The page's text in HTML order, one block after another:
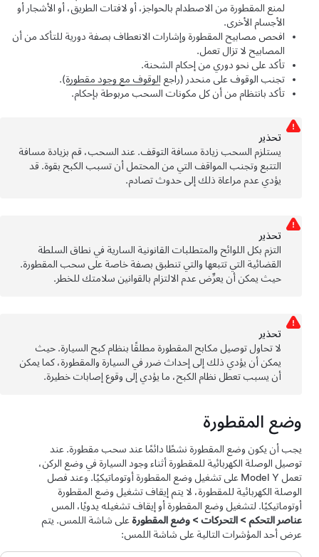
لمنع المقطورة من الاصطدام بالحواجز، أو لافتات الطريق، أو الأشجار أو
الأجسام الأخرى.
افحص مصابيح المقطورة وإشارات الانعطاف بصفة دورية للتأكد من أن
المصابيح لا تزال تعمل.
تأكد على نحو دوري من إحكام الشحنة.
تجنب الوقوف على منحدر (راجعالوقوف مع وجود مقطورة).
تأكد بانتظام من أن كل مكونات السحب مربوطة بإحكام.
تحذﻳر
يستلزم السحب زيادة مسافة التوقف. عند السحب، قم بزيادة مسافة
التتبع وتجنب المواقف التي من المحتمل أن تسبب الكبح بقوة. قد
يؤدي عدم مراعاة ذلك إلى حدوث تصادم.
تحذﻳر
التزم بكل اللوائح والمتطلبات القانونية السارية في نطاق السلطة
القضائية التي تتبعها والتي تنطبق بصفة خاصة على سحب المقطورة.
حيث يمكن أن يعرِّض عدم الالتزام بالقوانين سلامتك للخطر.
تحذﻳر
لا تحاول توصيل مكابح المقطورة مطلقًا بنظام كبح السيارة. حيث
يمكن أن يؤدي ذلك إلى إحداث ضرر في السيارة والمقطورة، كما يمكن
أن يسبب تعطل نظام الكبح، ما يؤدي إلى وقوع إصابات خطيرة.
وضع المقطورة
يجب أن يكون وضع المقطورة نشطًا دائمًا عند سحب مقطورة. عند
توصيل الوصلة الكهربائية للمقطورة أثناء وجود السيارة في وضع الركن،
تعملModel Yعلى تشغيل وضع المقطورة أوتوماتيكيًا. وعند فصل
الوصلة الكهربائية للمقطورة، لا يتم إيقاف تشغيل وضع المقطورة
أوتوماتيكيًا. لتشغيل وضع المقطورة أو إيقاف تشغيله يدويًا، المس
عناصر التحكم>التحركات>وضع المقطورةعلى شاشة اللمس. يتم
عرض أحد المؤشرات التالية على شاشة اللمس: